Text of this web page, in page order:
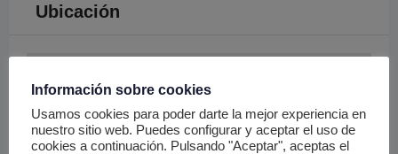
Ubicación
Información sobre cookies
Usamos cookies para poder darte la mejor experiencia en
nuestro sitio web. Puedes configurar y aceptar el uso de
cookies a continuación. Pulsando "Aceptar", aceptas el